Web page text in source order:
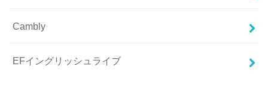
Cambly
EFイングリッシュライブ